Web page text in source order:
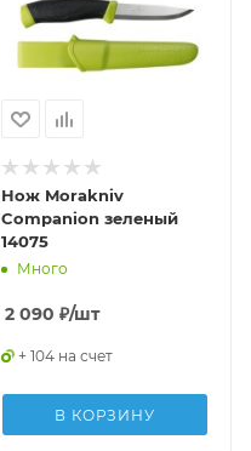
Нож Morakniv
Companion зеленый
14075
Много
2 090 ₽/шт
+ 104 на счет
В КОРЗИНУ